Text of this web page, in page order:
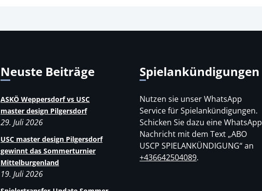
Neuste Beiträge
ASKÖ Weppersdorf vs USC
master design Pilgersdorf
29. Juli 2026
USC master design Pilgersdorf
gewinnt das Sommerturnier
Mittelburgenland
19. Juli 2026
Spielankündigungen
Nutzen sie unser WhatsApp
Service für Spielankündigungen.
Schicken Sie dazu eine WhatsApp
Nachricht mit dem Text „ABO
USCP SPIELANKÜNDIGUNG“ an
+436642504089.